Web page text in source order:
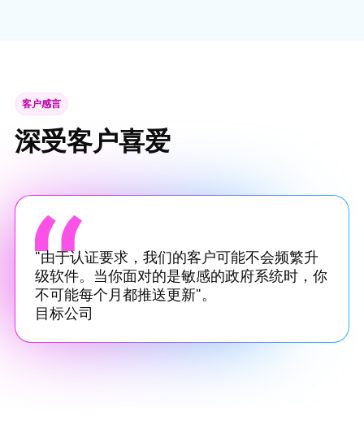
客户感言
深受客户喜爱
"由于认证要求，我们的客户可能不会频繁升
级软件。当你面对的是敏感的政府系统时，你
不可能每个月都推送更新"。
目标公司